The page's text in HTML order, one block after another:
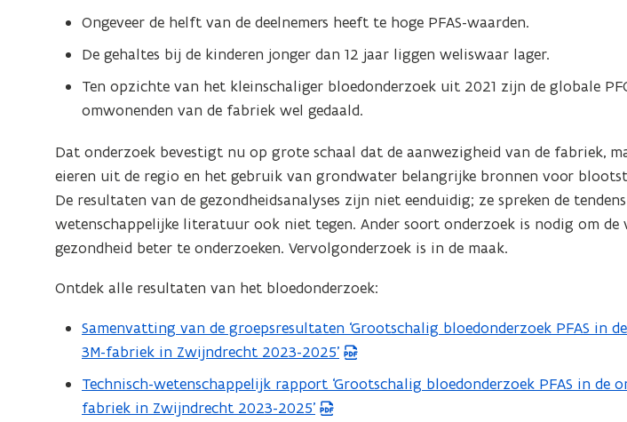
Ongeveer de helft van de deelnemers heeft te hoge PFAS-waarden.
De gehaltes bij de kinderen jonger dan 12 jaar liggen weliswaar lager.
Ten opzichte van het kleinschaliger bloedonderzoek uit 2021 zijn de globale
omwonenden van de fabriek wel gedaald.
Dat onderzoek bevestigt nu op grote schaal dat de aanwezigheid van de fabriek,
eieren uit de regio en het gebruik van grondwater belangrijke bronnen voor
De resultaten van de gezondheidsanalyses zijn niet eenduidig; ze spreken de
wetenschappelijke literatuur ook niet tegen. Ander soort onderzoek is nodig om de
gezondheid beter te onderzoeken. Vervolgonderzoek is in de maak.
Ontdek alle resultaten van het bloedonderzoek:
Samenvatting van de groepsresultaten ‘Grootschalig bloedonderzoek PFAS in
3M-fabriek in Zwijndrecht 2023-2025’
(
P
D
F
Technisch-wetenschappelijk rapport ‘Grootschalig bloedonderzoek PFAS in de
fabriek in Zwijndrecht 2023-2025’
(
P